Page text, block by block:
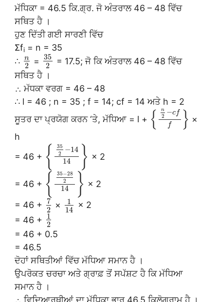
ਮੱਧਿਕਾ = 46.5 ਕਿ.ਗ੍ਰ. ਜੋ ਅੰਤਰਾਲ 46 – 48 ਵਿੱਚ
ਸਥਿਤ ਹੈ ।
ਹੁਣ ਦਿੱਤੀ ਗਈ ਸਾਰਣੀ ਵਿੱਚ
Σfi = n = 35
∴
n
2 =
35
2
= 17.5; ਜੋ ਕਿ ਅੰਤਰਾਲ 46 – 48 ਵਿੱਚ
ਸਥਿਤ ਹੈ ।
∴ ਮੱਧਕਾ ਵਰਗ = 46 – 48
∴ l = 46 ; n = 35 ; f = 14; cf = 14 ਅਤੇ h = 2
ਸੂਤਰ ਦਾ ਪ੍ਰਯੋਗ ਕਰਨ ‘ਤੇ, ਮੱਧਿਆ = l + { n
2 −c f
f
} ×
h
= 46 + {
35
2
−14
14
} × 2
= 46 + { 35−28
2
14 } × 2
= 46 +
7
2
×
1
14
× 2
= 46 +
1
2
= 46 + 0.5
= 46.5
ਦੋਹਾਂ ਸਥਿਤੀਆਂ ਵਿੱਚ ਮੱਧਿਆ ਸਮਾਨ ਹੈ ।
ਉਪਰੋਕਤ ਚਰਚਾ ਅਤੇ ਗ੍ਰਾਫ਼ ਤੋਂ ਸਪੱਸ਼ਟ ਹੈ ਕਿ ਮੱਧਿਆ
ਸਮਾਨ ਹੈ ।
∴ ਵਿਦਿਆਰਥੀਆਂ ਦਾ ਮੱਧਿਕਾ ਭਾਰ 46.5 ਕਿਲੋਗ੍ਰਾਮ ਹੈ ।